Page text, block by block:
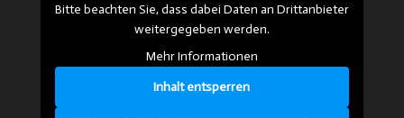
Bitte beachten Sie, dass dabei Daten an Drittanbieter
weitergegeben werden.
Mehr Informationen
Inhalt entsperren